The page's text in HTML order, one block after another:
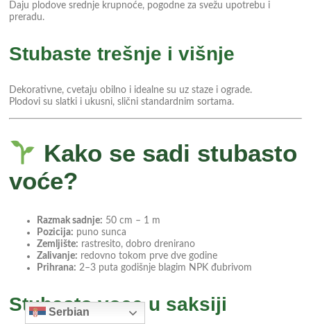
Daju plodove srednje krupnoće, pogodne za svežu upotrebu i
preradu.
Stubaste trešnje i višnje
Dekorativne, cvetaju obilno i idealne su uz staze i ograde.
Plodovi su slatki i ukusni, slični standardnim sortama.
Kako se sadi stubasto
voće?
Razmak sadnje: 50 cm – 1 m
Pozicija: puno sunca
Zemljište: rastresito, dobro drenirano
Zalivanje: redovno tokom prve dve godine
Prihrana: 2–3 puta godišnje blagim NPK đubrivom
Stubasto voce u saksiji
Serbian